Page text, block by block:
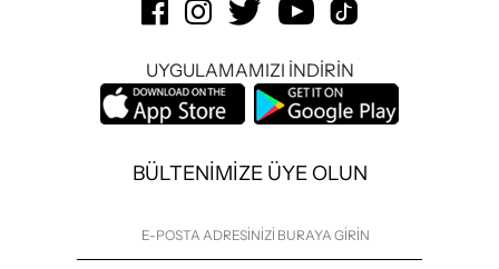
UYGULAMAMIZI İNDİRİN
BÜLTENİMİZE ÜYE OLUN